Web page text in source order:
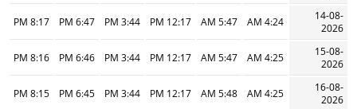
14-08-
2026
4:24 AM
5:47 AM
12:17 PM
3:44 PM
6:47 PM
8:17 PM
15-08-
2026
4:25 AM
5:47 AM
12:17 PM
3:44 PM
6:46 PM
8:16 PM
16-08-
2026
4:25 AM
5:48 AM
12:17 PM
3:44 PM
6:45 PM
8:15 PM